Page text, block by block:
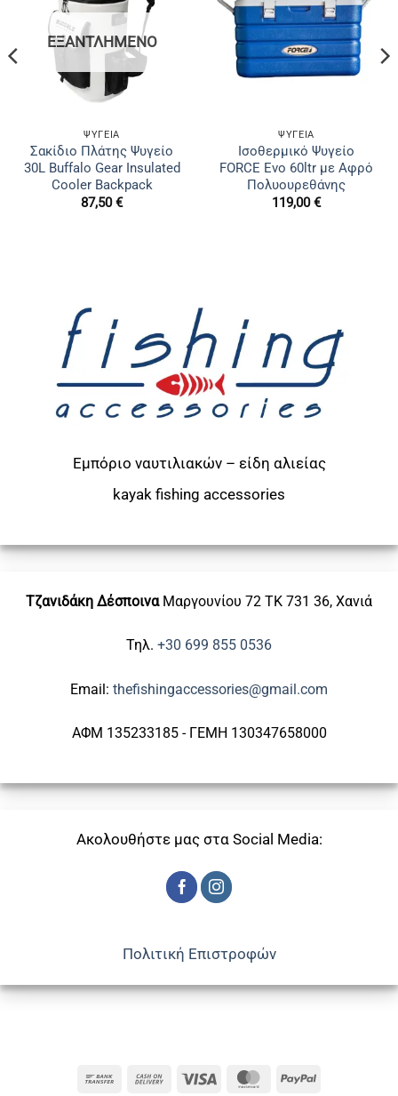
ΕΞΑΝΤΛΗΜΈΝΟ
ΨΥΓΕΊΑ
Σακίδιο Πλάτης Ψυγείο
30L Buffalo Gear Insulated
Cooler Backpack
87,50€
ΨΥΓΕΊΑ
Ισοθερμικό Ψυγείο
FORCE Evo 60ltr με Αφρό
Πολυουρεθάνης
119,00€
Εμπόριο ναυτιλιακών – είδη αλιείας
kayak fishing accessories
Τζανιδάκη Δέσποινα Μαργουνίου 72 ΤΚ 731 36, Χανιά
Τηλ. +30 699 855 0536
Email: thefishingaccessories@gmail.com
ΑΦΜ 135233185 - ΓΕΜΗ 130347658000
Ακολουθήστε μας στα Social Media:
Πολιτική Επιστροφών
Bank
Cash
Visa MasterCardPayPal